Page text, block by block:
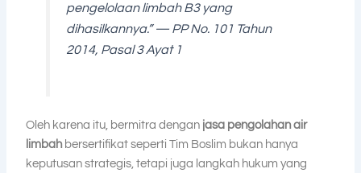
pengelolaan limbah B3 yang
dihasilkannya.”— PP No. 101 Tahun
2014, Pasal 3 Ayat 1
Oleh karena itu, bermitra dengan jasa pengolahan air
limbahbersertifikat seperti Tim Boslim bukan hanya
keputusan strategis, tetapi juga langkah hukum yang